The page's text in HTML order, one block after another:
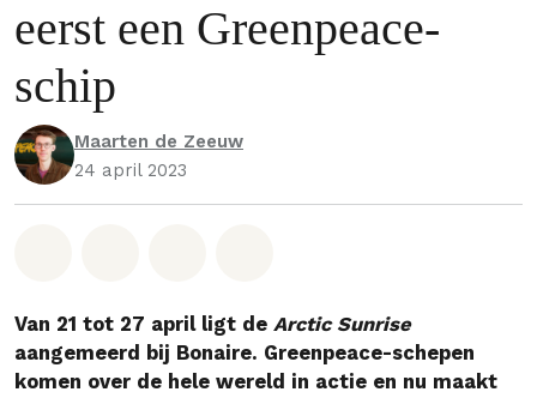
eerst een Greenpeace-
schip
Maarten de Zeeuw
24 april 2023
Van 21 tot 27 april ligt de Arctic Sunrise
aangemeerd bij Bonaire. Greenpeace-schepen
komen over de hele wereld in actie en nu maakt